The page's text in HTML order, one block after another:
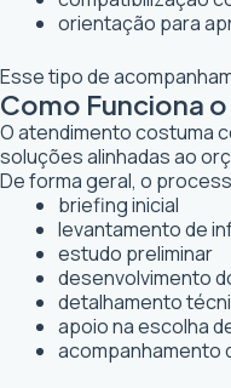
orientação para
Esse tipo de
Como Funciona
O atendimento costuma
soluções alinhadas ao
De forma geral, o
briefing inicial
levantamento de
estudo preliminar
desenvolvimento
detalhamento
apoio na escolha
acompanhamento